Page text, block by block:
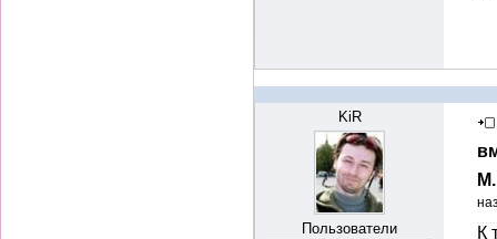
KiR
Пользователи
К